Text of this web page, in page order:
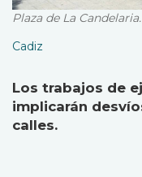
Plaza de La Candelaria.
Cadiz
Los trabajos de
implicarán
calles.